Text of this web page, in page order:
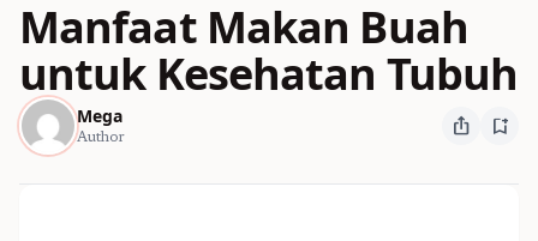
Manfaat Makan Buah
untuk Kesehatan Tubuh
Mega
Author ios_share bookmark_add